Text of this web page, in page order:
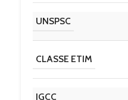
UNSPSC
CLASSE ETIM
IGCC